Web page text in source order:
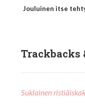
Jouluinen itse
Trackbacks
Suklainen